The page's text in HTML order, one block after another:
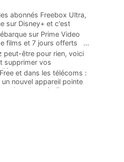
abonnés Freebox Ultra,
sur Disney+ et c'est
sur Prime Video
films et 7 jours offerts
...
peut-être pour rien, voici
supprimer vos
...
et dans les télécoms :
nouvel appareil pointe
des abonnés Freebox...